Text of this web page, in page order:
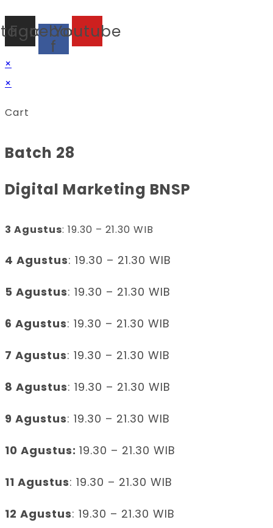
Facebook-
f
Youtube
×
×
Cart
Batch 28
Digital Marketing BNSP
3 Agustus: 19.30 – 21.30 WIB
4 Agustus: 19.30 – 21.30 WIB
5 Agustus: 19.30 – 21.30 WIB
6 Agustus: 19.30 – 21.30 WIB
7 Agustus: 19.30 – 21.30 WIB
8 Agustus: 19.30 – 21.30 WIB
9 Agustus: 19.30 – 21.30 WIB
10 Agustus: 19.30 – 21.30 WIB
11 Agustus: 19.30 – 21.30 WIB
12 Agustus: 19.30 – 21.30 WIB